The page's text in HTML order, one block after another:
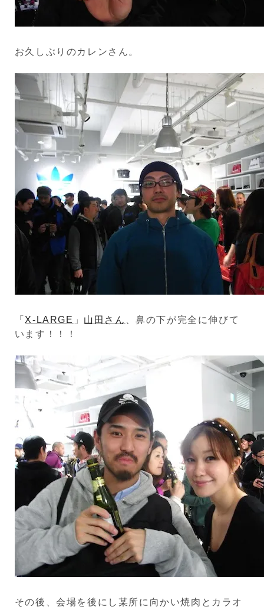
お久しぶりのカレンさん。
「 X-LARGE 」 山田さん
、鼻の下が完全に伸びて
います！！！
その後、会場を後にし某所に向かい焼肉とカラオ